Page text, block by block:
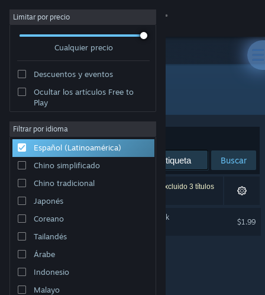
Iniciar sesión
Acerca de
Soporte
Cambiar idioma
Obtener la aplicación de Steam Mobile
Ver versión clásica
Limitar por precio
Cualquier precio
Descuentos y eventos
Ocultar los artículos Free to
Play
Filtrar por idioma
Español (Latinoamérica)
Chino simplificado
Chino tradicional
Japonés
Coreano
Tailandés
Árabe
Indonesio
Malayo
Desarrollador: Stelex Software
Ordenar por Relevancia
Buscar
1 resultado coincide con la búsqueda. Se han excluido 3 títulos
según tus preferencias.
Monorail Stories Soundtrack
$1.99